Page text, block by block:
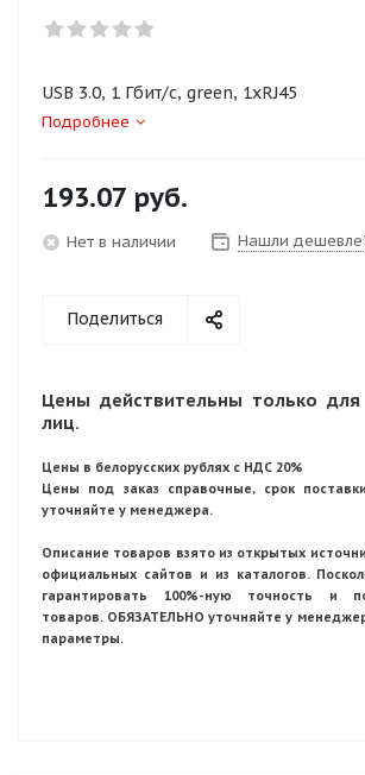
USB 3.0, 1 Гбит/с, green, 1xRJ45
Подробнее
193.07 руб.
Нет в наличии Нашли
Поделиться
Цены действительны только
лиц.
Цены в белорусских рублях с НДС 20%
Цены под заказ справочные, срок
уточняйте у менеджера.
Описание товаров взято из открытых
официальных сайтов и из каталогов.
гарантировать 100%-ную точность и
товаров. ОБЯЗАТЕЛЬНО уточняйте у
параметры.